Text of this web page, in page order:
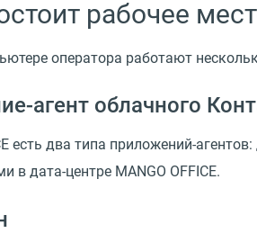
рабочее
оператора работают
агент облачного
есть два типа приложений-
в дата-центре MANGO OFFICE.